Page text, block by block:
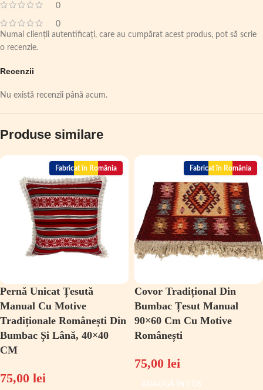
0
0
Recenzii
Nu există recenzii până acum.
Numai clienții autentificați, care au cumpărat acest produs, pot să scrie
o recenzie.
Produse similare
Fabricat în România
Pernă Unicat Țesută
Manual Cu Motive
Tradiționale Românești Din
Bumbac Și Lână, 40×40
CM
75,00 lei
Fabricat în România
Covor Tradițional Din
Bumbac Țesut Manual
90×60 Cm Cu Motive
Românești
75,00 lei
ADAUGĂ ÎN COȘ